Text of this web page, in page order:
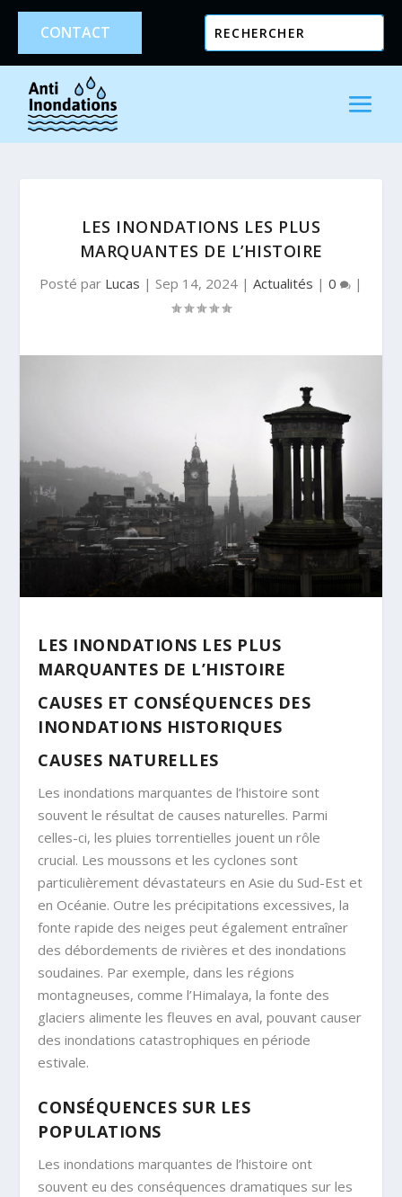
CONTACT
LES INONDATIONS LES PLUS
MARQUANTES DE L’HISTOIRE
Posté par Lucas | Sep 14, 2024 | Actualités | 0 |
LES INONDATIONS LES PLUS
MARQUANTES DE L’HISTOIRE
CAUSES ET CONSÉQUENCES DES
INONDATIONS HISTORIQUES
CAUSES NATURELLES
Les inondations marquantes de l’histoire sont
souvent le résultat de causes naturelles. Parmi
celles-ci, les pluies torrentielles jouent un rôle
crucial. Les moussons et les cyclones sont
particulièrement dévastateurs en Asie du Sud-Est et
en Océanie. Outre les précipitations excessives, la
fonte rapide des neiges peut également entraîner
des débordements de rivières et des inondations
soudaines. Par exemple, dans les régions
montagneuses, comme l’Himalaya, la fonte des
glaciers alimente les fleuves en aval, pouvant causer
des inondations catastrophiques en période
estivale.
CONSÉQUENCES SUR LES
POPULATIONS
Les inondations marquantes de l’histoire ont
souvent eu des conséquences dramatiques sur les